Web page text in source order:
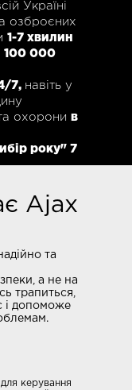
Україні
озброєних
1-7 хвилин
100 000
7, навіть у
охорони в
року" 7
Ajax
та
а не на
трапиться,
і допоможе
керування